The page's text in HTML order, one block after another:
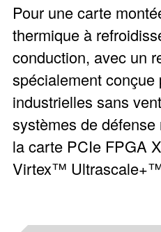
Pour une carte
thermique à
conduction, avec un
spécialement
industrielles sans
systèmes de
la carte PCIe FPGA
Virtex™